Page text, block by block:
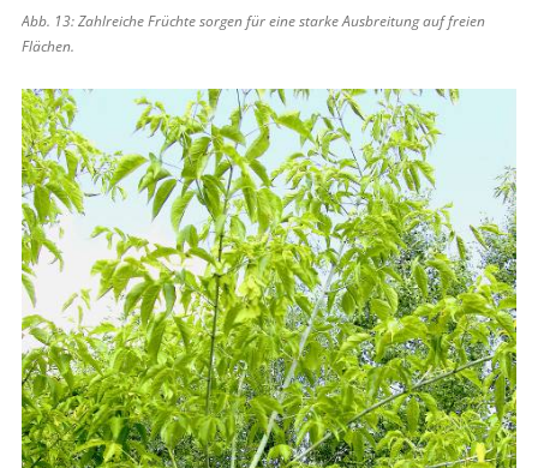
Abb. 13: Zahlreiche Früchte sorgen für eine starke Ausbreitung auf freien
Flächen.